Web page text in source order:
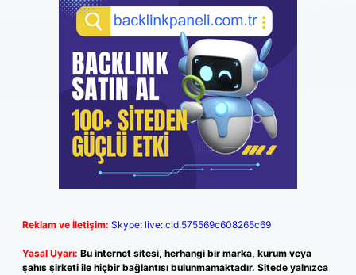
Reklam ve İletişim: Skype: live:.cid.575569c608265c69
Yasal Uyarı: Bu internet sitesi, herhangi bir marka, kurum veya
şahıs şirketi ile hiçbir bağlantısı bulunmamaktadır. Sitede yalnızca